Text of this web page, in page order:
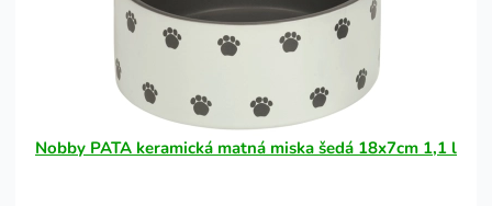
Nobby PATA keramická matná miska šedá 18x7cm 1,1 l